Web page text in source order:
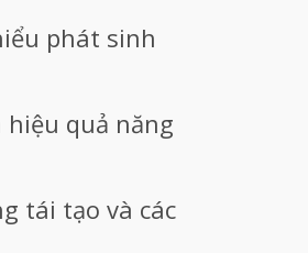
phát sinh
hiệu quả năng
tái tạo và các